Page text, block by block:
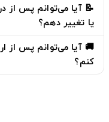
📝 آیا می‌توانم پس از
یا تغییر دهم؟
🚚 آیا می‌توانم پس از
کنم؟